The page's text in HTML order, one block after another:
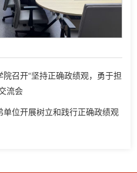
院召开“坚持正确政绩观，勇于担
流会
位开展树立和践行正确政绩观